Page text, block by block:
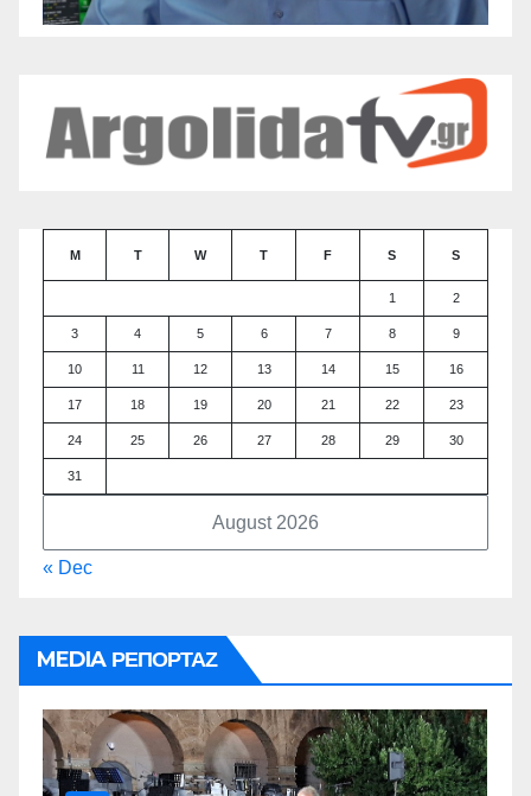
August 2026
M T W T F S S
1 2
3 4 5 6 7 8 9
10 11 12 13 14 15 16
17 18 19 20 21 22 23
24 25 26 27 28 29 30
31
« Dec
MEDIA ΡΕΠΟΡΤΑΖ